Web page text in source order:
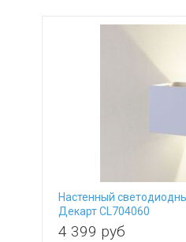
Настенный
Декарт CL704060
4 399 руб